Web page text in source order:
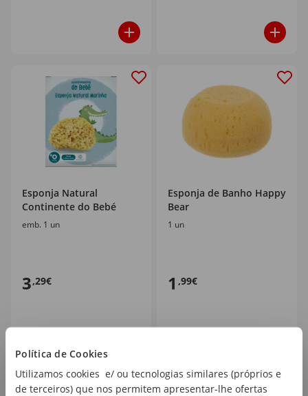
Política de Cookies
Utilizamos cookies e/ ou tecnologias similares (próprios e
de terceiros) que nos permitem apresentar-lhe ofertas
Esponja Natural
Continente do Bebé
emb. 1 un
3,29€
Esponja de Banho Happy
Bear
1 un
1 ,99€